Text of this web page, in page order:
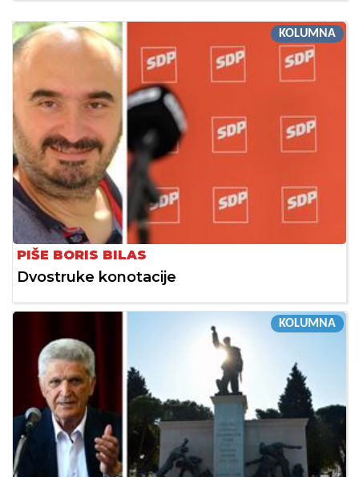
KOLUMNA
PIŠE BORIS BILAS
Dvostruke konotacije
KOLUMNA